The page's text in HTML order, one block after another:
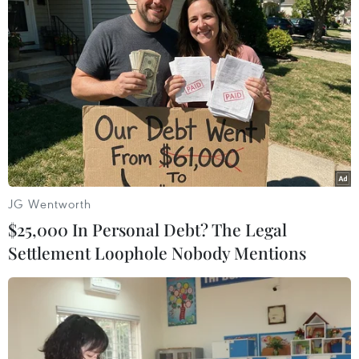
trong hành trình vượt Địa Trung Hải đến Italy.
Tunisia phát hiện thêm thuyền chở người
di cư bị chìm, 29 người chết
JG Wentworth
$25,000 In Personal Debt? The Legal
Settlement Loophole Nobody Mentions